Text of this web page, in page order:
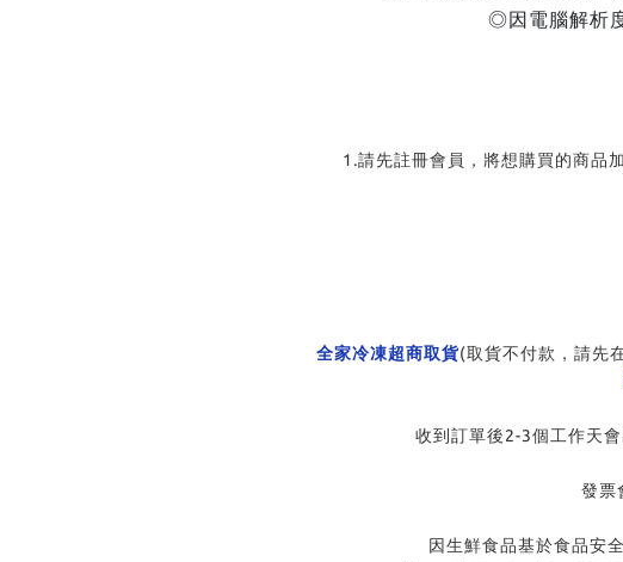
◎因電腦解析
1.請先註冊會員，將想購買的商品
全家冷凍超商取貨(取貨不付款，請先
收到訂單後2-3個工作天會出貨，
發票會隨包裹
因生鮮食品基於食品安全無鑑